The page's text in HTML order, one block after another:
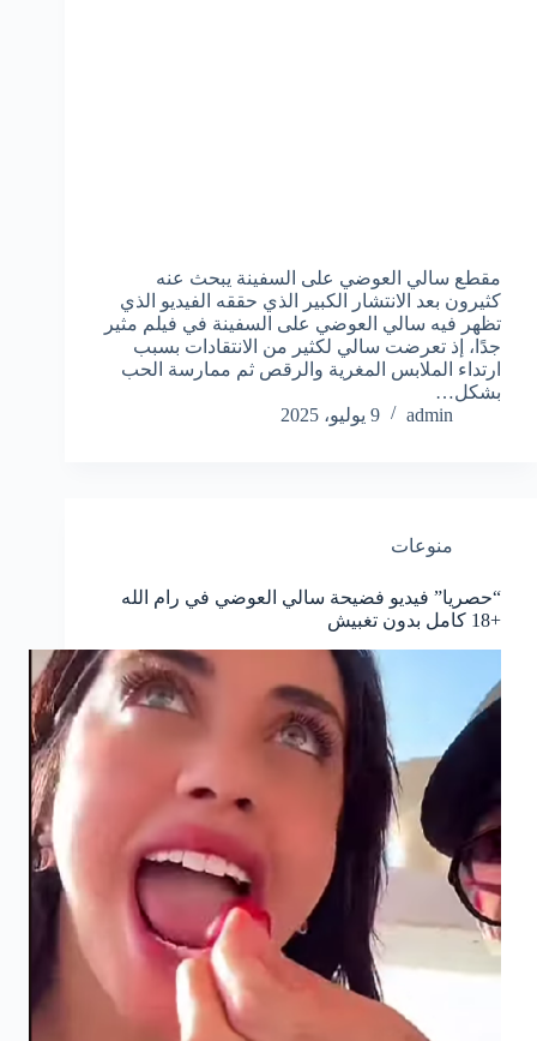
مقطع سالي العوضي على السفينة يبحث عنه
كثيرون بعد الانتشار الكبير الذي حققه الفيديو الذي
تظهر فيه سالي العوضي على السفينة في فيلم مثير
جدًا، إذ تعرضت سالي لكثير من الانتقادات بسبب
ارتداء الملابس المغرية والرقص ثم ممارسة الحب
بشكل…
admin
9 يوليو، 2025
منوعات
“حصريا” فيديو فضيحة سالي العوضي في رام الله
+18 كامل بدون تغبيش